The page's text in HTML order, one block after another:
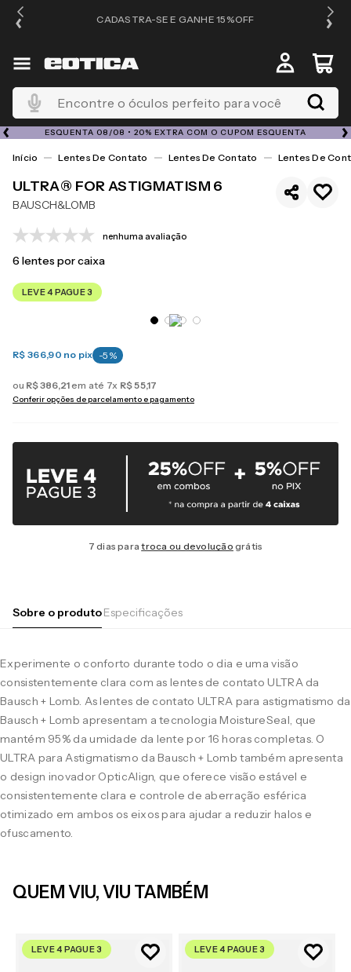
CADASTRA-SE E GANHE 15%OFF
Encontre o óculos perfeito para você
ESQUENTA 08/08 • 20% EXTRA COM O CUPOM ESQUENTA
Lentes De Contato Lentes De Contato Lentes De
ULTRA® FOR ASTIGMATISM 6
BAUSCH&LOMB
nenhuma avaliação
6 lentes por caixa
LEVE 4 PAGUE 3
R$ 366,90 no pix -5 %
ou R$386,21 em até 7x R$55,17
Conferir opções de parcelamento e pagamento
7 dias paratroca ou devolução grátis
Sobre o produtoEspecificações
Experimente o conforto durante todo o dia e uma visão
consistentemente clara com as lentes de contato ULTRA da
Bausch + Lomb. As lentes de contato ULTRA para astigmatismo da
Bausch + Lomb apresentam a tecnologia MoistureSeal, que
mantém 95% da umidade da lente por 16 horas completas. O
ULTRA para Astigmatismo da Bausch + Lomb também apresenta
o design inovador OpticAlign, que oferece visão estável e
consistentemente clara e controle de aberração esférica
otimizado em ambos os eixos para ajudar a reduzir halos e
ofuscamento.
QUEM VIU, VIU TAMBÉM
LEVE 4 PAGUE 3 LEVE 4 PAGUE 3